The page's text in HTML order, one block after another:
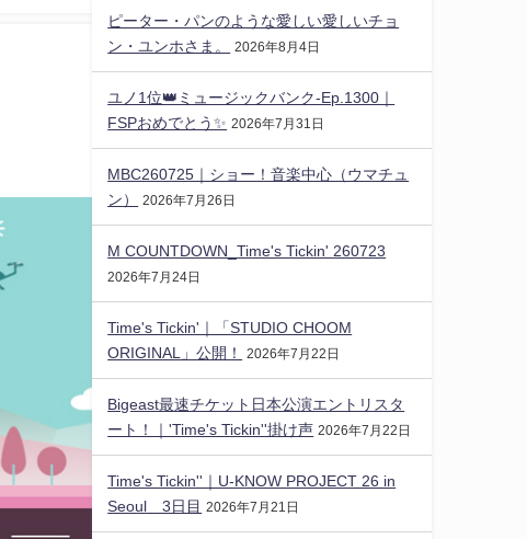
ピーター・パンのような愛しい愛しいチョ
ン・ユンホさま。
2026年8月4日
ユノ1位👑ミュージックバンク-Ep.1300｜
FSPおめでとう✨️ 2026年7月31日
MBC260725｜ショー！音楽中心（ウマチュ
ン）
2026年7月26日
M COUNTDOWN_Time's Tickin' 260723
2026年7月24日
Time's Tickin'｜「STUDIO CHOOM
ORIGINAL」公開！
2026年7月22日
Bigeast最速チケット日本公演エントリスタ
ート！｜'Time's Tickin''掛け声 2026年7月22日
Time's Tickin''｜U-KNOW PROJECT 26 in
Seoul 3日目 2026年7月21日